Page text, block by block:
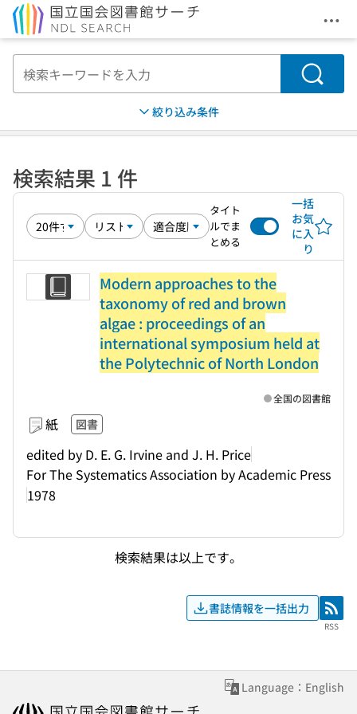
メ
検索
絞り込み条件
検索結果 1 件
タイト
ルでま
とめる
一括
お気
に入
り
Modern approaches to the
taxonomy of red and brown
algae : proceedings of an
international symposium held at
the Polytechnic of North London
紙 図書
edited by D. E. G. Irvine and J. H. Price
For The Systematics Association by Academic Press
1978
全国の図書館
検索結果は以上です。
書誌情報を一括出力 RSS
RSS
Language：English